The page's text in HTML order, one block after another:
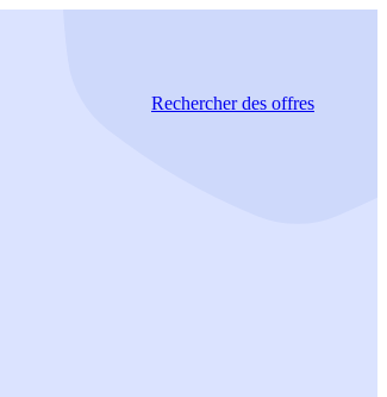
Rechercherdes offres